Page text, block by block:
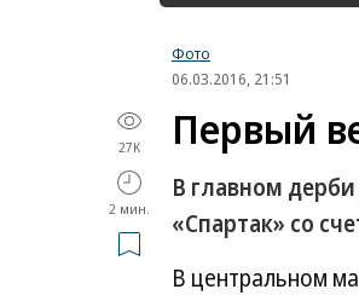
Фото
06.03.2016, 21:51
27K
2 мин.
Первый
В главном
«Спартак» со
В центральном